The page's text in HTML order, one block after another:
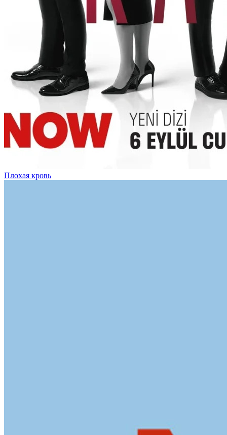
Плохая кровь